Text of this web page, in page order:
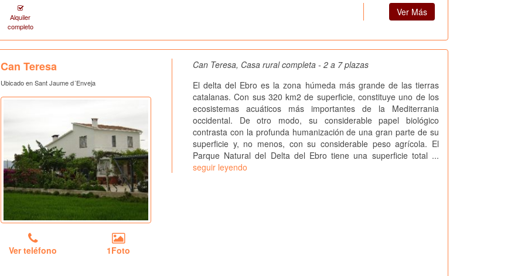
Alquiler
completo
Ver Más
Can Teresa
Ubicado en Sant Jaume d´Enveja
Ver teléfono 1Foto
Can Teresa, Casa rural completa - 2 a 7 plazas
El delta del Ebro es la zona húmeda más grande de las tierras
catalanas. Con sus 320 km2 de superficie, constituye uno de los
ecosistemas acuáticos más importantes de la Mediterrania
occidental. De otro modo, su considerable papel biológico
contrasta con la profunda humanización de una gran parte de su
superficie y, no menos, con su considerable peso agrícola. El
Parque Natural del Delta del Ebro tiene una superficie total ...
seguir leyendo